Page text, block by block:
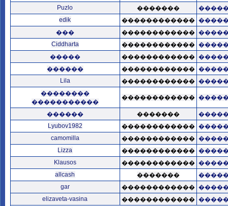
Puzlo
�������
edik
������������
���
������������
Ciddharta
������������
�����
������������
������
������������
Lila
������������
��������
�����������
������������
������ �������
Lyubov1982
������������
camomilla
������������
Lizza
������������
Klausos
������������
allcash
�������
gar
������������
elizaveta-vasina
������������